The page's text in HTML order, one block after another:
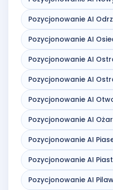
Pozycjonowanie AI
Pozycjonowanie AI
Pozycjonowanie AI
Pozycjonowanie AI
Pozycjonowanie AI
Pozycjonowanie AI
Pozycjonowanie AI
Pozycjonowanie AI
Pozycjonowanie AI